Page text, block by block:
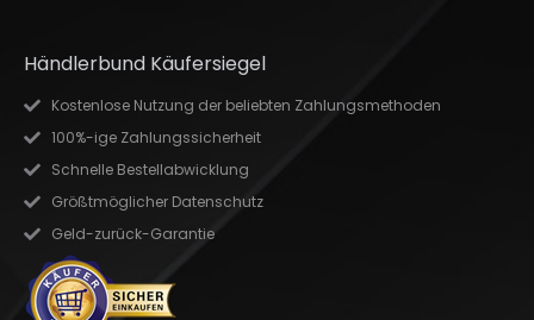
Händlerbund Käufersiegel
Kostenlose Nutzung der beliebten Zahlungsmethoden
100%-ige Zahlungssicherheit
Schnelle Bestellabwicklung
Größtmöglicher Datenschutz
Geld-zurück-Garantie